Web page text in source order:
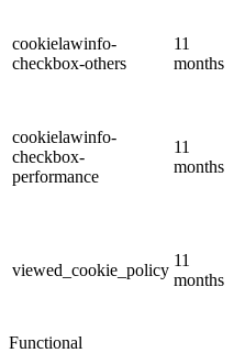
cookielawinfo-
checkbox-others
11
months
cookielawinfo-
checkbox-
performance
11
months
viewed_cookie_policy
11
months
Functional